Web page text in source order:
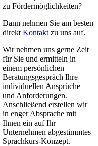
zu Fördermöglichkeiten?
Dann nehmen Sie am besten
direktKontakt zu uns auf.
Wir nehmen uns gerne Zeit
für Sie und ermitteln in
einem persönlichen
Beratungsgespräch Ihre
individuellen Ansprüche
und Anforderungen.
Anschließend erstellen wir
in enger Absprache mit
Ihnen ein auf Ihr
Unternehmen abgestimmtes
Sprachkurs-Konzept.